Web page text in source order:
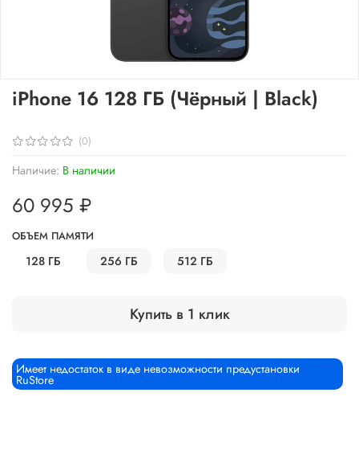
(0)
Наличие: В наличии
Имеет недостаток в виде невозможности предустановки
RuStore
iPhone 16 128 ГБ (Чёрный | Black)
60 995 ₽
Купить в 1 клик
ОБЪЕМ ПАМЯТИ
128 ГБ 256 ГБ 512 ГБ